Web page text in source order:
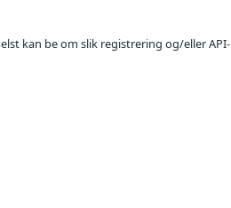
kan be om slik registrering og/eller API-